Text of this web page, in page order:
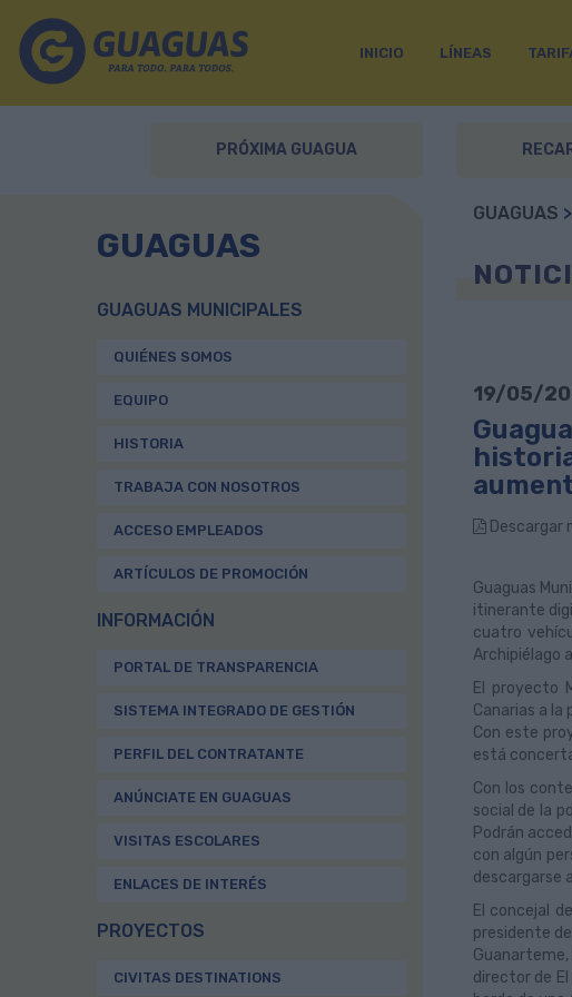
INICIO LÍNEAS
PRÓXIMA GUAGUA
GUAGUAS
GUAGUAS MUNICIPALES
QUIÉNES SOMOS
EQUIPO
HISTORIA
TRABAJA CON NOSOTROS
ACCESO EMPLEADOS
ARTÍCULOS DE PROMOCIÓN
INFORMACIÓN
PORTAL DE TRANSPARENCIA
SISTEMA INTEGRADO DE GESTIÓN
PERFIL DEL CONTRATANTE
ANÚNCIATE EN GUAGUAS
VISITAS ESCOLARES
ENLACES DE INTERÉS
PROYECTOS
CIVITAS DESTINATIONS
GUAGUAS
19/05/
Descargar
Guaguas
itinerante
cuatro
Archipiélago
El proyecto
Canarias a
Con este
está
Con los
social de la
Podrán
con algún
descargarse
El concejal
presidente
director de